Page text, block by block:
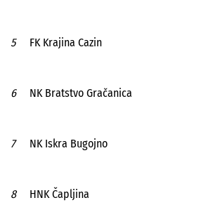
5 FK Krajina Cazin
6 NK Bratstvo Gračanica
7 NK Iskra Bugojno
8 HNK Čapljina